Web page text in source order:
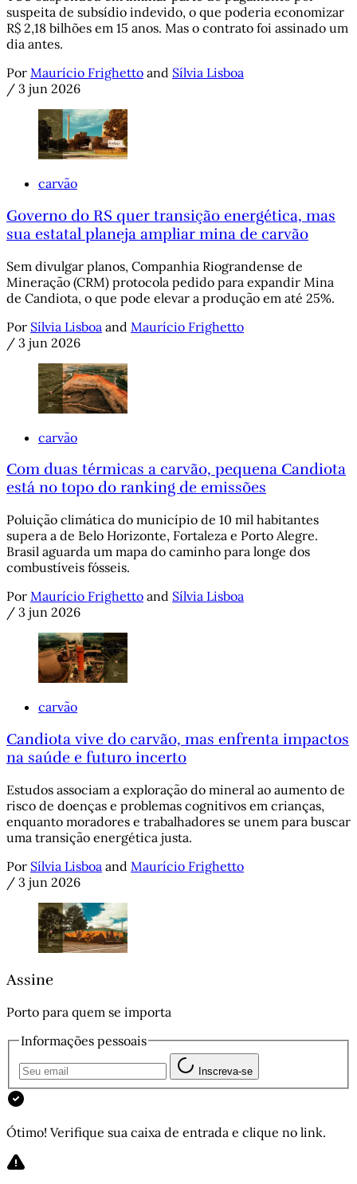
suspeita de subsídio indevido, o que poderia economizar
R$ 2,18 bilhões em 15 anos. Mas o contrato foi assinado um
dia antes.
Por Maurício Frighetto and Sílvia Lisboa
/ 3 jun 2026
carvão
Governo do RS quer transição energética, mas
sua estatal planeja ampliar mina de carvão
Sem divulgar planos, Companhia Riograndense de
Mineração (CRM) protocola pedido para expandir Mina
de Candiota, o que pode elevar a produção em até 25%.
Por Sílvia Lisboa and Maurício Frighetto
/ 3 jun 2026
carvão
Com duas térmicas a carvão, pequena Candiota
está no topo do ranking de emissões
Poluição climática do município de 10 mil habitantes
supera a de Belo Horizonte, Fortaleza e Porto Alegre.
Brasil aguarda um mapa do caminho para longe dos
combustíveis fósseis.
Por Maurício Frighetto and Sílvia Lisboa
/ 3 jun 2026
carvão
Candiota vive do carvão, mas enfrenta impactos
na saúde e futuro incerto
Estudos associam a exploração do mineral ao aumento de
risco de doenças e problemas cognitivos em crianças,
enquanto moradores e trabalhadores se unem para buscar
uma transição energética justa.
Por Sílvia Lisboa and Maurício Frighetto
/ 3 jun 2026
Assine
Porto para quem se importa
Informações pessoais
Inscreva-se
Ótimo! Verifique sua caixa de entrada e clique no link.